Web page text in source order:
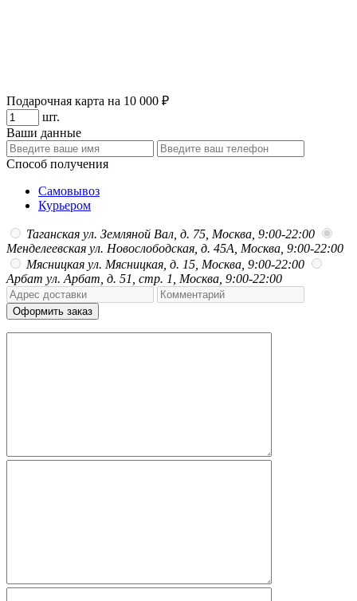
Подарочная карта на 10 000 ₽
шт.
Ваши данные
Способ получения
Самовывоз
Курьером
Таганская ул. Земляной Вал, д. 75, Москва, 9:00-22:00
Менделеевская ул. Новослободская, д. 45А, Москва, 9:00-22:00
Мясницкая ул. Мясницкая, д. 15, Москва, 9:00-22:00
Арбат ул. Арбат, д. 51, стр. 1, Москва, 9:00-22:00
Оформить заказ